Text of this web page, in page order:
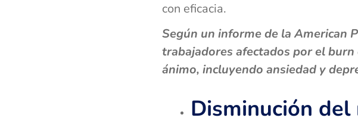
con eficacia.
Según un informe de la American
trabajadores afectados por el
ánimo, incluyendo ansiedad y
Disminución